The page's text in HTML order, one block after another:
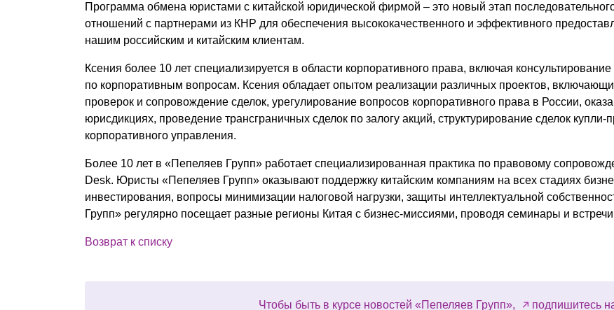
Социальная
Программа обмена юристами с китайской юридической фирмой – это новый этап
отношений с партнерами из КНР для обеспечения высококачественного и эффективного
нашим российским и китайским клиентам.
Ксения более 10 лет специализируется в области корпоративного права, включая
по корпоративным вопросам. Ксения обладает опытом реализации различных проектов,
проверок и сопровождение сделок, урегулирование вопросов корпоративного права в России,
юрисдикциях, проведение трансграничных сделок по залогу акций, структурирование сделок
корпоративного управления.
Более 10 лет в «Пепеляев Групп» работает специализированная практика по правовому
Desk. Юристы «Пепеляев Групп» оказывают поддержку китайским компаниям на всех стадиях
инвестирования, вопросы минимизации налоговой нагрузки, защиты интеллектуальной
Групп» регулярно посещает разные регионы Китая с бизнес-миссиями, проводя семинары и
Возврат к списку
Чтобы быть в курсе новостей «Пепеляев Групп», подпишитесь